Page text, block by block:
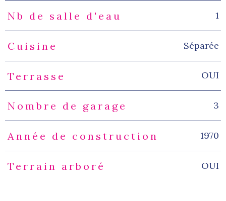
Nb de salle d'eau 1
Cuisine Séparée
Terrasse OUI
Nombre de garage 3
Année de construction 1970
Terrain arboré OUI